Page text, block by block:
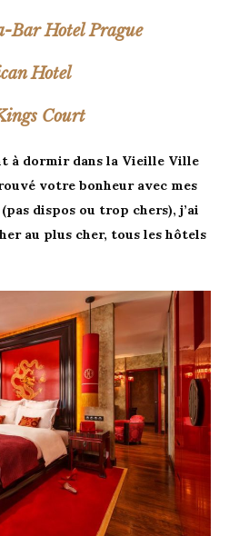
Bar Hotel Prague
Hotel
Court
à dormir dans la Vieille Ville
votre bonheur avec mes
dispos ou trop chers), j’ai
au plus cher, tous les hôtels